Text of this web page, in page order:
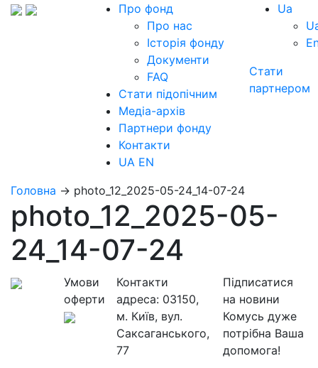
Про фонд
Про нас
Історія фонду
Документи
FAQ
Стати підопічним
Медіа-архів
Партнери фонду
Контакти
UA EN
Ua
Стати
партнером
Головна → photo_12_2025-05-24_14-07-24
photo_12_2025-05-
24_14-07-24
Умови
оферти
Контакти
адреса: 03150,
м. Київ, вул.
Саксаганського,
77
Підписатися
на новини
Комусь дуже
потрібна Ваша
допомога!